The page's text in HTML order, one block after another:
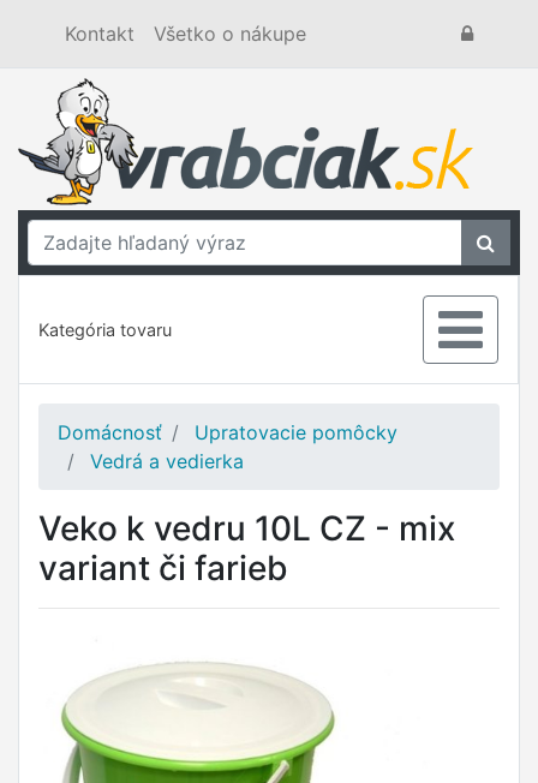
Kontakt Všetko o nákupe
Kategória tovaru
Domácnosť
Upratovacie pomôcky
Vedrá a vedierka
Veko k vedru 10L CZ - mix
variant či farieb